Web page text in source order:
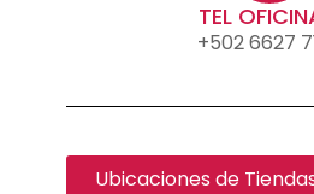
TEL
+502 6627
Ubicaciones de